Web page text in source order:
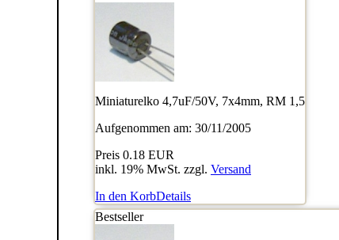
Miniaturelko 4,7uF/50V, 7x4mm, RM 1,5
Aufgenommen am: 30/11/2005
Preis 0.18 EUR
inkl. 19% MwSt. zzgl. Versand
In den KorbDetails
Bestseller